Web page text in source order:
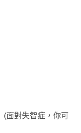
(面對失智症，你可